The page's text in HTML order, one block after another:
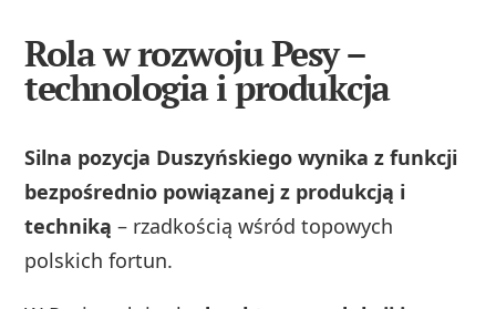
Rola w rozwoju Pesy –
technologia i produkcja
Silna pozycja Duszyńskiego wynika z funkcji
bezpośrednio powiązanej z produkcją i
techniką – rzadkością wśród topowych
polskich fortun.